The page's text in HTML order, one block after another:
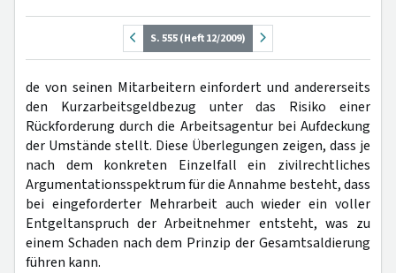
S. 555 (Heft 12/2009)
de von seinen Mitarbeitern einfordert und andererseits
den Kurzarbeitsgeldbezug unter das Risiko einer
Rückforderung durch die Arbeitsagentur bei Aufdeckung
der Umstände stellt. Diese Überlegungen zeigen, dass je
nach dem konkreten Einzelfall ein zivilrechtliches
Argumentationsspektrum für die Annahme besteht, dass
bei eingeforderter Mehrarbeit auch wieder ein voller
Entgeltanspruch der Arbeitnehmer entsteht, was zu
einem Schaden nach dem Prinzip der Gesamtsaldierung
führen kann.